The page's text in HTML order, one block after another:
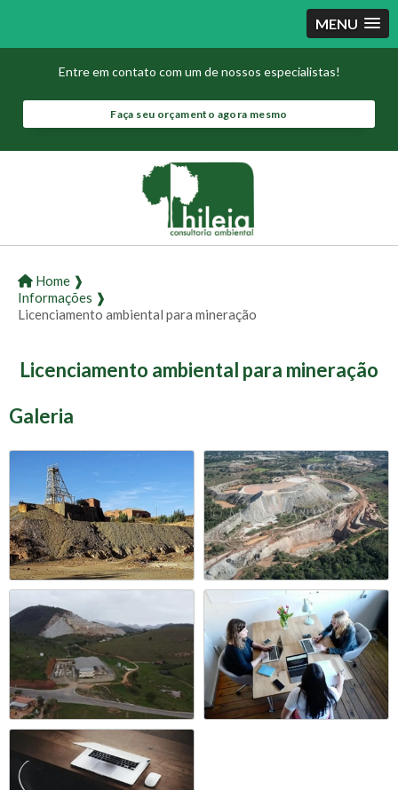
MENU
Entre em contato com um de nossos especialistas!
Faça seu orçamento agora mesmo
Home ❱
Informações ❱
Licenciamento ambiental para mineração
Licenciamento ambiental para mineração
Galeria